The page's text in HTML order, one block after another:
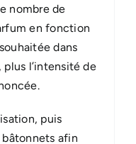
nombre de
en fonction
dans
l’intensité de
puis
afin